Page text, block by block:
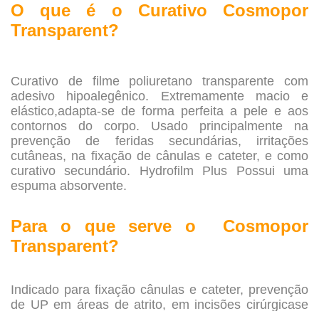
O que é o Curativo Cosmopor
Transparent?
Curativo de filme poliuretano transparente com
adesivo hipoalegênico. Extremamente macio e
elástico,adapta-se de forma perfeita a pele e aos
contornos do corpo. Usado principalmente na
prevenção de feridas secundárias, irritações
cutâneas, na fixação de cânulas e cateter, e como
curativo secundário. Hydrofilm Plus Possui uma
espuma absorvente.
Para o que serve o Cosmopor
Transparent?
Indicado para fixação cânulas e cateter, prevenção
de UP em áreas de atrito, em incisões cirúrgicase